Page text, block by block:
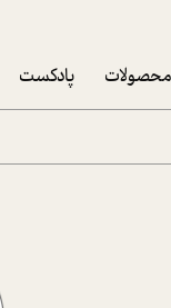
محصولات پادکست